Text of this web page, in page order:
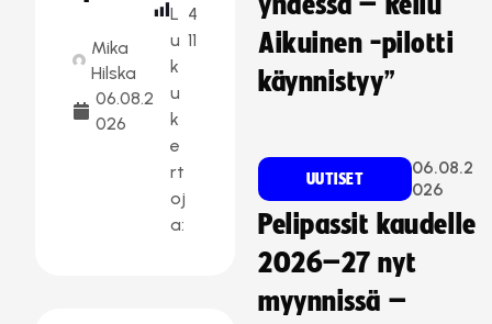
Mika
Hilska
06.08.2
026
L
u
k
u
k
e
rt
oj
a:
4
11
Aikuinen -pilotti
käynnistyy”
UUTISET
06.08.2
026
Pelipassit kaudelle
2026–27 nyt
myynnissä –